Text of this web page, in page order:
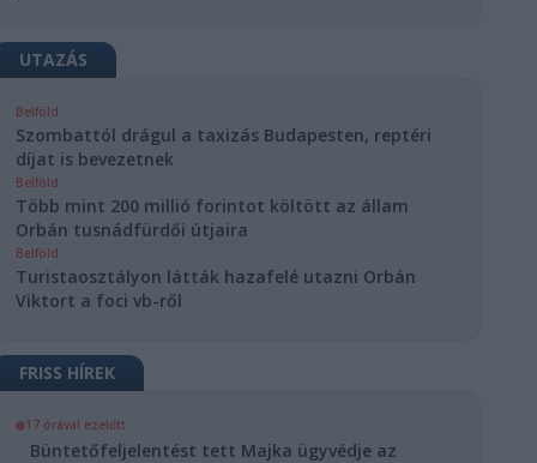
UTAZÁS
Belföld
Szombattól drágul a taxizás Budapesten, reptéri
díjat is bevezetnek
Belföld
Több mint 200 millió forintot költött az állam
Orbán tusnádfürdői útjaira
Belföld
Turistaosztályon látták hazafelé utazni Orbán
Viktort a foci vb-ről
FRISS HÍREK
17 órával ezelőtt
Büntetőfeljelentést tett Majka ügyvédje az